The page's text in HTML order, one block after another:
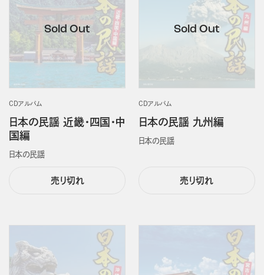
CDアルバム
日本の民謡 近畿・四国・中
国編
日本の民謡
売り切れ
CDアルバム
日本の民謡 九州編
日本の民謡
売り切れ